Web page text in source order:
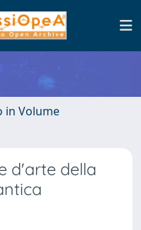
in Volume
d'arte della